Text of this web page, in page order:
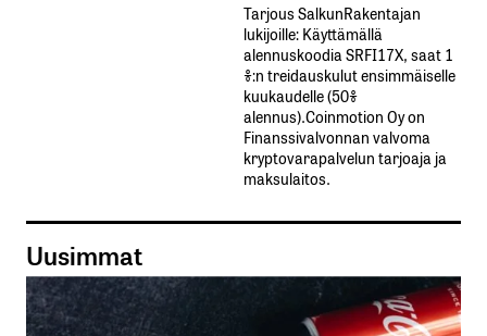
Tarjous SalkunRakentajan
lukijoille: Käyttämällä​ ​
alennuskoodia​ ​SRFI17X,​ ​saat​ ​1
%:n treidauskulut​ ​ensimmäiselle​ ​
kuukaudelle​ ​(50%​ ​
alennus).Coinmotion Oy on
Finanssivalvonnan valvoma
kryptovarapalvelun tarjoaja ja
maksulaitos.
Uusimmat